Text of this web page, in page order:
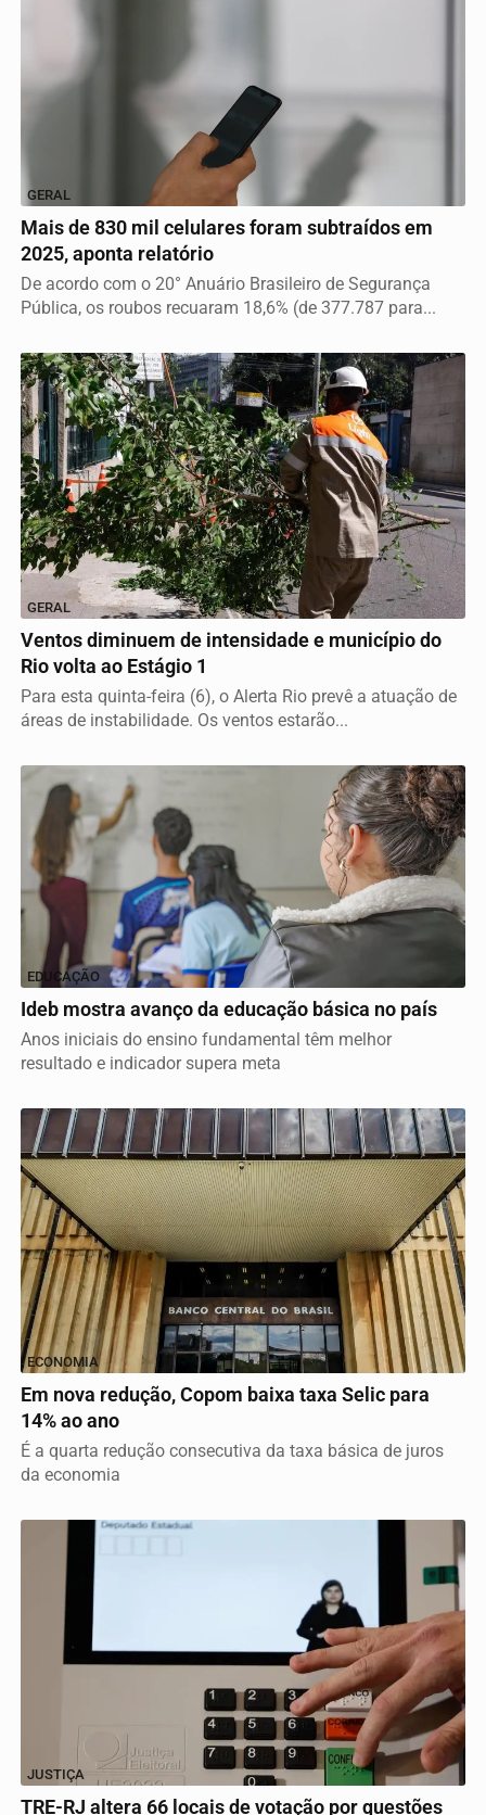
GERAL
Mais de 830 mil celulares foram subtraídos em
2025, aponta relatório
De acordo com o 20° Anuário Brasileiro de Segurança
Pública, os roubos recuaram 18,6% (de 377.787 para...
GERAL
Ventos diminuem de intensidade e município do
Rio volta ao Estágio 1
Para esta quinta-feira (6), o Alerta Rio prevê a atuação de
áreas de instabilidade. Os ventos estarão...
EDUCAÇÃO
Ideb mostra avanço da educação básica no país
Anos iniciais do ensino fundamental têm melhor
resultado e indicador supera meta
ECONOMIA
Em nova redução, Copom baixa taxa Selic para
14% ao ano
É a quarta redução consecutiva da taxa básica de juros
da economia
JUSTIÇA
TRE-RJ altera 66 locais de votação por questões